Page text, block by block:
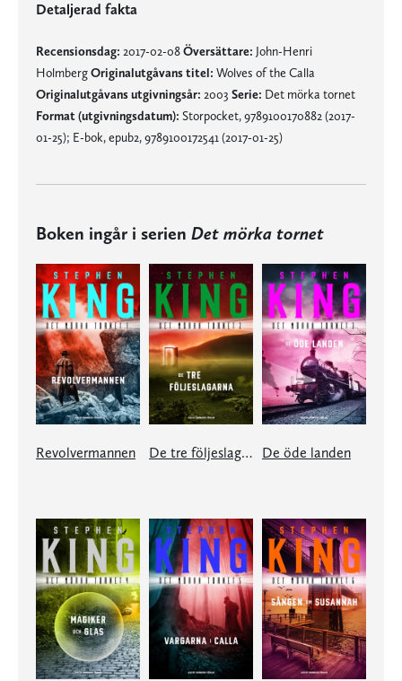
Detaljerad fakta
Recensionsdag: 2017-02-08Översättare: John-Henri
HolmbergOriginalutgåvans titel: Wolves of the Calla
Originalutgåvans utgivningsår: 2003 Serie: Det mörka tornet
Format (utgivningsdatum): Storpocket, 9789100170882 (2017-
01-25); E-bok, epub2, 9789100172541 (2017-01-25)
Boken ingår i serien Det mörka tornet
Revolvermannen De tre följeslagarna De öde landen